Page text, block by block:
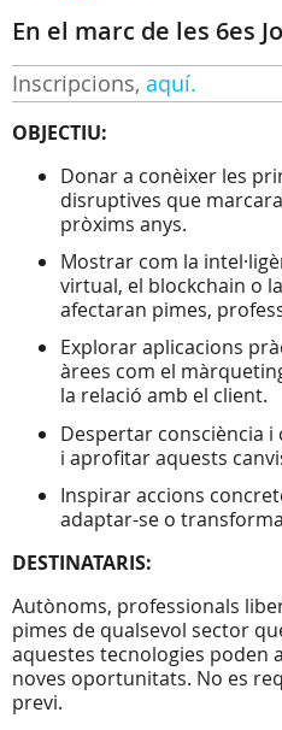
En el marc de les 6es
Inscripcions, aquí.
OBJECTIU:
Donar a conèixer les
disruptives que
pròxims anys.
Mostrar com la
virtual, el blockchain o
afectaran pimes,
Explorar aplicacions
àrees com el
la relació amb el client.
Despertar consciència
i aprofitar aquests
Inspirar accions
adaptar-se o
DESTINATARIS:
Autònoms, professionals
pimes de qualsevol sector
aquestes tecnologies poden
noves oportunitats. No es
previ.